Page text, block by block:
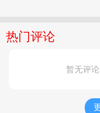
热门评论
暂无评论